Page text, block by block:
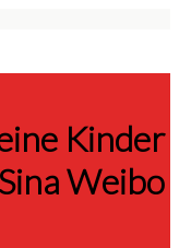
Kinder
Weibo